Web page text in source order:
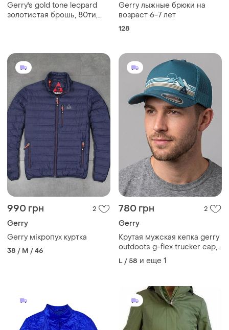
Gerry's gold tone leopard
золотистая брошь, 80ти,
Gerry лыжные брюки на
возраст 6-7 лет
128
990 грн 2
Gerry
Gerry мікропух куртка
38 / M / 46
780 грн 2
Gerry
Крутая мужская кепка gerry
outdoots g-flex trucker cap,
сша новая, амазон сток.
L / 58 и еще 1